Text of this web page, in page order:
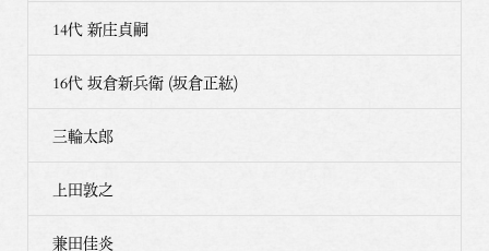
14代 新庄貞嗣
16代 坂倉新兵衛 (坂倉正紘)
三輪太郎
上田敦之
兼田佳炎